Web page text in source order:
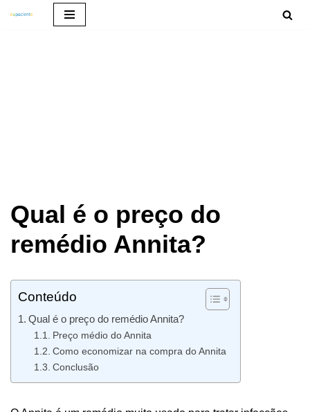
Qual é o preço do
remédio Annita?
Conteúdo
Qual é o preço do remédio Annita?
Preço médio do Annita
Como economizar na compra do Annita
Conclusão